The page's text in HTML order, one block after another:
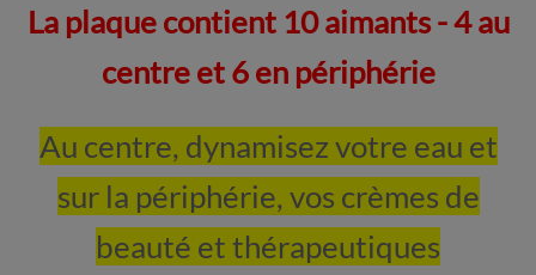
La plaque contient 10 aimants - 4 au
centre et 6 en périphérie
Au centre, dynamisez votre eau et
sur la périphérie, vos crèmes de
beauté et thérapeutiques